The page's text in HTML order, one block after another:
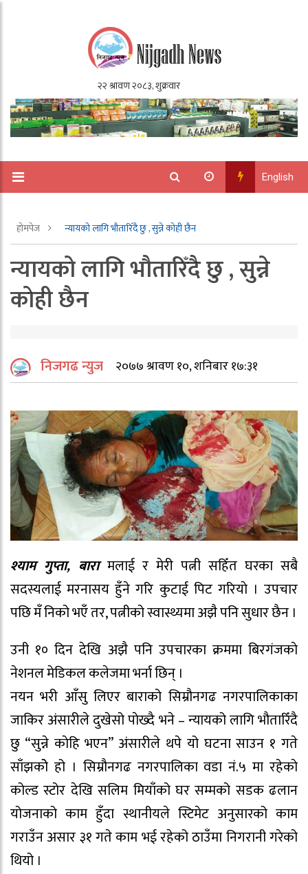
English
होमपेज न्यायको लागि भौतारिँदै छु , सुन्ने काेही छैन
न्यायको लागि भौतारिँदै छु , सुन्ने
काेही छैन
निजगढ न्युज २०७७ श्रावण १०, शनिबार १७:३१
श्याम गुप्ता, बारा मलाई र मेरी पत्नी सहिँत घरका सबै
सदस्यलाई मरनासय हुँने गरि कुटाई पिट गरियाे । उपचार
पछि मँ निको भएँ तर, पत्नीको स्वास्थ्यमा अझै पनि सुधार छैन ।
उनी १० दिन देखि अझै पनि उपचारका क्रममा बिरगंजकाे
नेशनल मेडिकल कलेजमा भर्ना छिन् ।
नयन भरी आँसु लिएर बाराको सिम्रौनगढ नगरपालिकाका
जाकिर अंसारीले दुखेसो पाेख्दै भने – न्यायको लागि भौतारिँदै
छु “सुन्ने काेहि भएन” अंसारीले थपे यो घटना साउन १ गते
साँझकोे हो । सिम्रौनगढ नगरपालिका वडा नं.५ मा रहेकाे
कोल्ड स्टोर देखि सलिम मियाँको घर सम्मको सडक ढलान
योजनाको काम हुँदा स्थानीयले स्टिमेट अनुसारको काम
गराउँन असार ३१ गते काम भई रहेको ठाउँमा निगरानी गरेको
थियो ।